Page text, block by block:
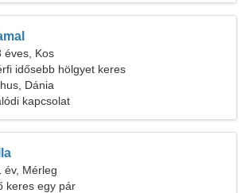
éves, Kos
idősebb hölgyet keres
Dánia
kapcsolat
év, Mérleg
keres egy pár